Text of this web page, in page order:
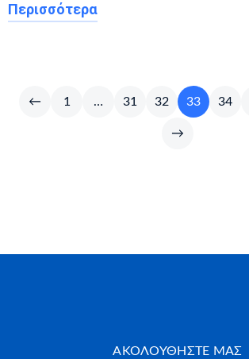
Περισσότερα
← 1 … 31 32 33 34
→
ΑΚΟΛΟΥΘΗΣΤΕ ΜΑΣ